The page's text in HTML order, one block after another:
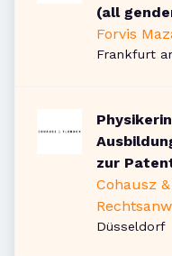
(all
Forvis
Frankfurt
zur
Cohausz
Düsseldorf